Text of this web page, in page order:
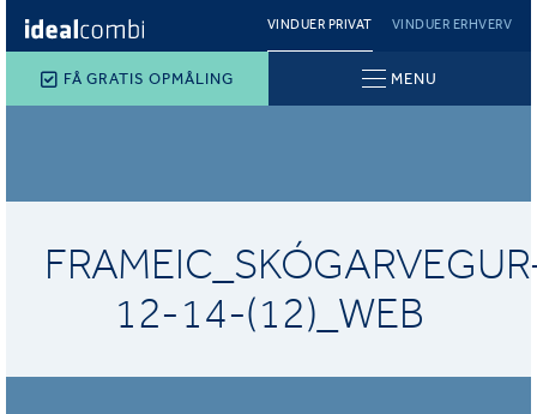
VINDUER PRIVAT VINDUER ERHVERV
FÅ GRATIS OPMÅLING MENU
12-14-(12)_WEB